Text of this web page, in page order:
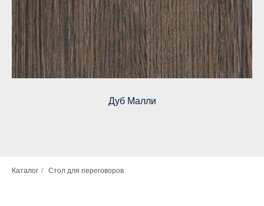
Дуб Малли
Каталог / Стол для переговоров